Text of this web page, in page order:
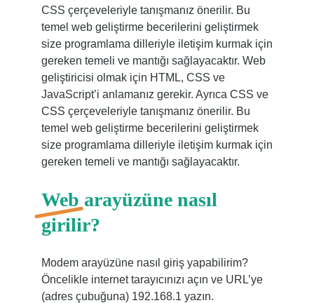
CSS çerçeveleriyle tanışmanız önerilir. Bu
temel web geliştirme becerilerini geliştirmek
size programlama dilleriyle iletişim kurmak için
gereken temeli ve mantığı sağlayacaktır. Web
geliştiricisi olmak için HTML, CSS ve
JavaScript’i anlamanız gerekir. Ayrıca CSS ve
CSS çerçeveleriyle tanışmanız önerilir. Bu
temel web geliştirme becerilerini geliştirmek
size programlama dilleriyle iletişim kurmak için
gereken temeli ve mantığı sağlayacaktır.
Web arayüzüne nasıl
girilir?
Modem arayüzüne nasıl giriş yapabilirim?
Öncelikle internet tarayıcınızı açın ve URL’ye
(adres çubuğuna) 192.168.1 yazın.